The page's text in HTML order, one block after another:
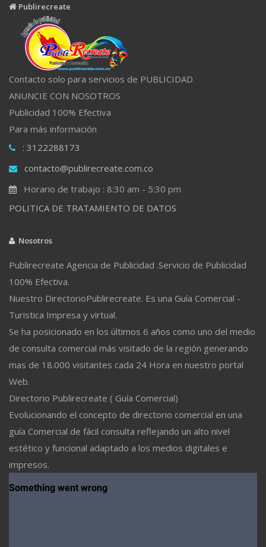
Publirecreate
Contacto solo para servicios de PUBLICIDAD
ANUNCIE CON NOSOTROS
Publicidad 100% Efectiva
Para más información
: 3122288173
contacto@publirecreate.com.co
Horario de trabajo : 8:30 am - 5:30 pm
POLITICA DE TRATAMIENTO DE DATOS
Nosotros
Publirecreate Agencia de Publicidad .Servicio de Publicidad
100% Efectiva.
Nuestro DirectorioPublirecreate. Es una Guía Comercial -
Turistica Impresa y virtual.
Se ha posicionado en los últimos 6 años como uno del medio
de consulta comercial más visitado de la región generando
mas de 18.000 visitantes cada 24 Hora en nuestro portal
Web.
Directorio Publirecreate ( Guía Comercial)
Evolucionando el concepto de directorio comercial en una
guía Comercial de fácil consulta reflejando un alto nivel
estético y funcional adaptado a los medios digitales e
impresos.